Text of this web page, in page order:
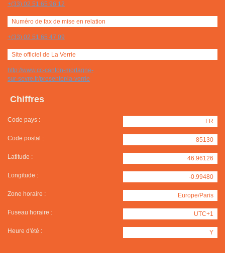
+(33) 02 51 65 96 12
Numéro de fax de mise en relation
+(33) 02 51 65 47 09
Site officiel de La Verrie
http://www.cc-canton-mortagne-
sur-sevre.fr/presenter/la-verrie
Chiffres
Code pays : FR
Code postal : 85130
Latitude : 46.96126
Longitude : -0.99480
Zone horaire : Europe/Paris
Fuseau horaire : UTC+1
Heure d'été : Y